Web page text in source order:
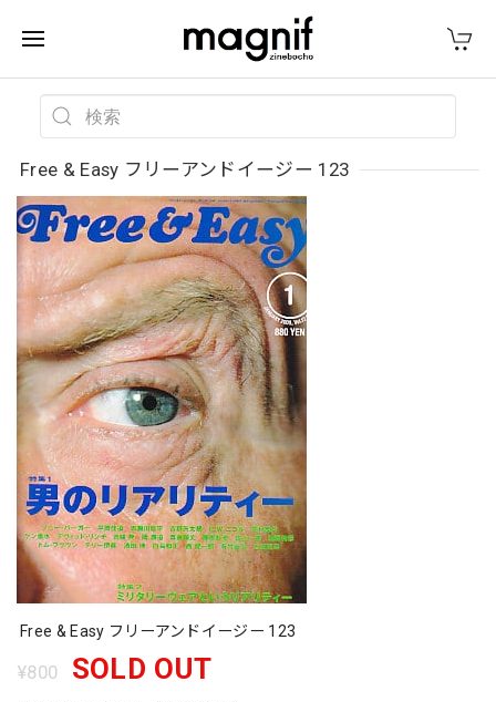
Free & Easy フリーアンドイージー 123
Free & Easy フリーアンドイージー 123
¥800 SOLD OUT